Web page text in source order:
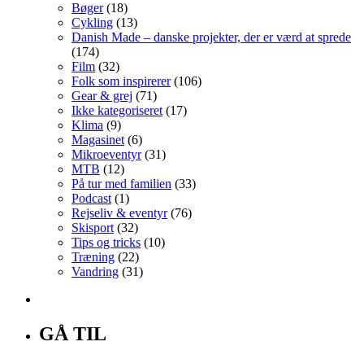
Bøger(18)
Cykling (13)
Danish Made – danske projekter, der er værd at sprede
(174)
Film (32)
Folk som inspirerer(106)
Gear & grej (71)
Ikke kategoriseret (17)
Klima (9)
Magasinet (6)
Mikroeventyr(31)
MTB (12)
På tur med familien (33)
Podcast (1)
Rejseliv & eventyr(76)
Skisport (32)
Tips og tricks (10)
Træning (22)
Vandring (31)
GÅ TIL